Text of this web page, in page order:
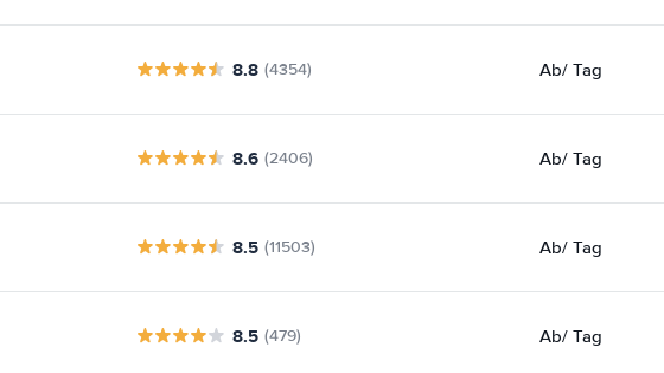
8.8 (4354) Ab/ Tag
8.6 (2406) Ab/ Tag
8.5 (11503) Ab/ Tag
8.5 (479) Ab/ Tag